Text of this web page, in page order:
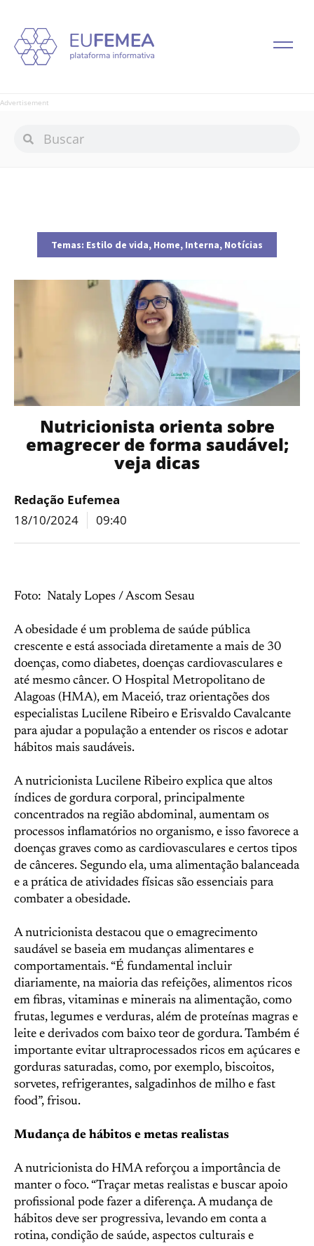
Advertisement
Temas: Estilo de vida, Home, Interna, Notícias
Nutricionista orienta sobre
emagrecer de forma saudável;
veja dicas
Redação Eufemea
18/10/2024
09:40
Foto: Nataly Lopes / Ascom Sesau
A obesidade é um problema de saúde pública
crescente e está associada diretamente a mais de 30
doenças, como diabetes, doenças cardiovasculares e
até mesmo câncer. O Hospital Metropolitano de
Alagoas (HMA), em Maceió, traz orientações dos
especialistas Lucilene Ribeiro e Erisvaldo Cavalcante
para ajudar a população a entender os riscos e adotar
hábitos mais saudáveis.
A nutricionista Lucilene Ribeiro explica que altos
índices de gordura corporal, principalmente
concentrados na região abdominal, aumentam os
processos inflamatórios no organismo, e isso favorece a
doenças graves como as cardiovasculares e certos tipos
de cânceres. Segundo ela, uma alimentação balanceada
e a prática de atividades físicas são essenciais para
combater a obesidade.
A nutricionista destacou que o emagrecimento
saudável se baseia em mudanças alimentares e
comportamentais. “É fundamental incluir
diariamente, na maioria das refeições, alimentos ricos
em fibras, vitaminas e minerais na alimentação, como
frutas, legumes e verduras, além de proteínas magras e
leite e derivados com baixo teor de gordura. Também é
importante evitar ultraprocessados ricos em açúcares e
gorduras saturadas, como, por exemplo, biscoitos,
sorvetes, refrigerantes, salgadinhos de milho e fast
food”, frisou.
Mudança de hábitos e metas realistas
A nutricionista do HMA reforçou a importância de
manter o foco. “Traçar metas realistas e buscar apoio
profissional pode fazer a diferença. A mudança de
hábitos deve ser progressiva, levando em conta a
rotina, condição de saúde, aspectos culturais e